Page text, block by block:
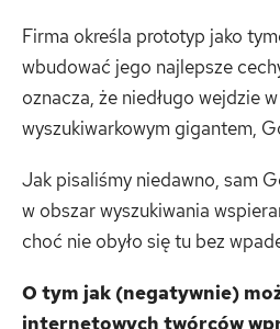
Firma określa prototyp jako
wbudować jego najlepsze
oznacza, że niedługo wejdzie
wyszukiwarkowym gigantem,
Jak pisaliśmy niedawno, sam
w obszar wyszukiwania
choć nie obyło się tu bez
O tym jak (negatywnie)
internetowych twórców